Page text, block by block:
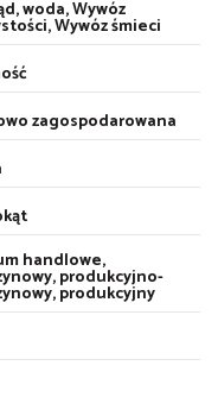
woda, Wywóz
Wywóz śmieci
zagospodarowana
handlowe,
produkcyjno-
produkcyjny